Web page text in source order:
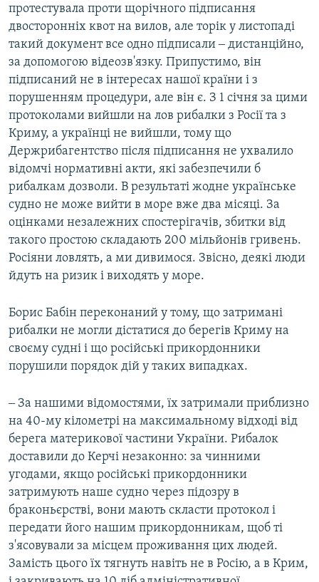
протестувала проти щорічного підписання
двосторонніх квот на вилов, але торік у листопаді
такий документ все одно підписали ‒ дистанційно,
за допомогою відеозв'язку. Припустимо, він
підписаний не в інтересах нашої країни і з
порушенням процедури, але він є. З 1 січня за цими
протоколами вийшли на лов рибалки з Росії та з
Криму, а українці не вийшли, тому що
Держрибагентство після підписання не ухвалило
відомчі нормативні акти, які забезпечили б
рибалкам дозволи. В результаті жодне українське
судно не може вийти в море вже два місяці. За
оцінками незалежних спостерігачів, збитки від
такого простою складають 200 мільйонів гривень.
Росіяни ловлять, а ми дивимося. Звісно, деякі люди
йдуть на ризик і виходять у море.
Борис Бабін переконаний у тому, що затримані
рибалки не могли дістатися до берегів Криму на
своєму судні і що російські прикордонники
порушили порядок дій у таких випадках.
‒ За нашими відомостями, їх затримали приблизно
на 40-му кілометрі на максимальному відході від
берега материкової частини України. Рибалок
доставили до Керчі незаконно: за чинними
угодами, якщо російські прикордонники
затримують наше судно через підозру в
браконьєрстві, вони мають скласти протокол і
передати його нашим прикордонникам, щоб ті
з'ясовували за місцем проживання цих людей.
Замість цього їх тягнуть навіть не в Росію, а в Крим,